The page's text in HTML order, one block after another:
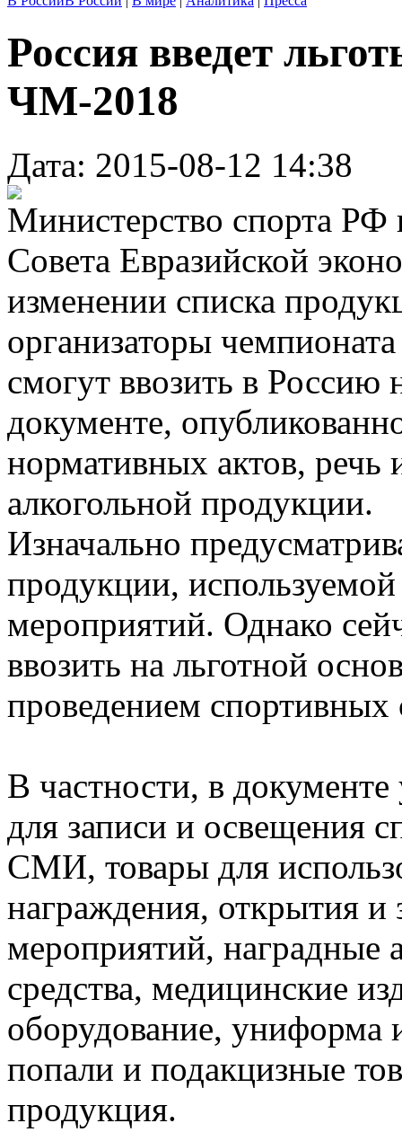
Россия введет
ЧМ-2018
Дата: 2015-08-12 14:38
Министерство спорта РФ
Совета Евразийской
изменении списка
организаторы
смогут ввозить в Россию
документе,
нормативных актов, речь
алкогольной продукции.
Изначально
продукции,
мероприятий. Однако
ввозить на льготной
проведением спортивных
В частности, в
для записи и освещения
СМИ, товары для
награждения, открытия и
мероприятий, наградные
средства, медицинские
оборудование, униформа
попали и подакцизные
продукция.